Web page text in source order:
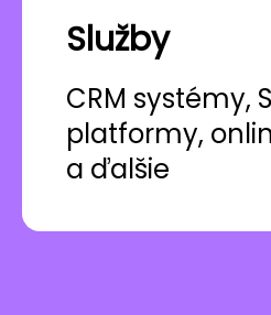
Služby
CRM systémy,
platformy,
a ďalšie